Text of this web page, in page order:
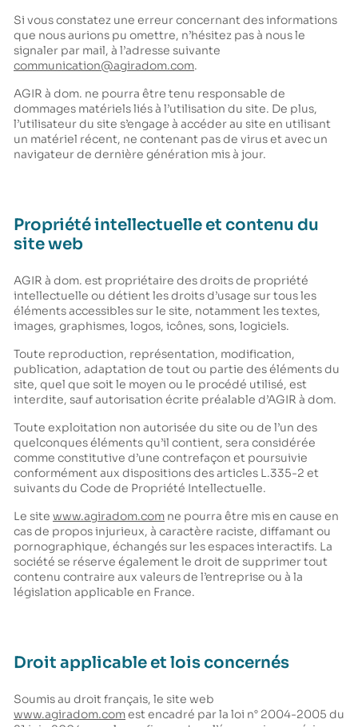
Si vous constatez une erreur concernant des informations
que nous aurions pu omettre, n’hésitez pas à nous le
signaler par mail, à l’adresse suivante
communication@agiradom.com.
AGIR à dom. ne pourra être tenu responsable de
dommages matériels liés à l’utilisation du site. De plus,
l’utilisateur du site s’engage à accéder au site en utilisant
un matériel récent, ne contenant pas de virus et avec un
navigateur de dernière génération mis à jour.
Propriété intellectuelle et contenu du
site web
AGIR à dom. est propriétaire des droits de propriété
intellectuelle ou détient les droits d’usage sur tous les
éléments accessibles sur le site, notamment les textes,
images, graphismes, logos, icônes, sons, logiciels.
Toute reproduction, représentation, modification,
publication, adaptation de tout ou partie des éléments du
site, quel que soit le moyen ou le procédé utilisé, est
interdite, sauf autorisation écrite préalable d’AGIR à dom.
Toute exploitation non autorisée du site ou de l’un des
quelconques éléments qu’il contient, sera considérée
comme constitutive d’une contrefaçon et poursuivie
conformément aux dispositions des articles L.335-2 et
suivants du Code de Propriété Intellectuelle.
Le site www.agiradom.com ne pourra être mis en cause en
cas de propos injurieux, à caractère raciste, diffamant ou
pornographique, échangés sur les espaces interactifs. La
société se réserve également le droit de supprimer tout
contenu contraire aux valeurs de l’entreprise ou à la
législation applicable en France.
Droit applicable et lois concernés
Soumis au droit français, le site web
www.agiradom.comest encadré par la loi n° 2004-2005 du